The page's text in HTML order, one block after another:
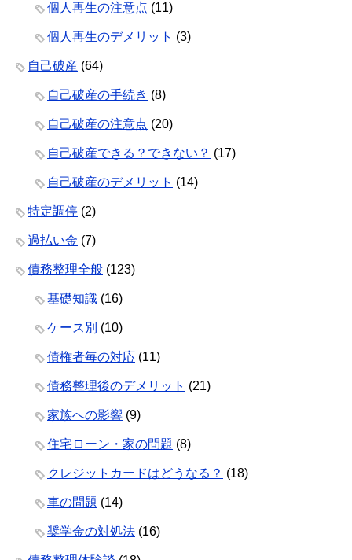
個人再生の注意点 (11)
個人再生のデメリット (3)
自己破産 (64)
自己破産の手続き (8)
自己破産の注意点 (20)
自己破産できる？できない？ (17)
自己破産のデメリット (14)
特定調停 (2)
過払い金 (7)
債務整理全般 (123)
基礎知識 (16)
ケース別 (10)
債権者毎の対応 (11)
債務整理後のデメリット (21)
家族への影響 (9)
住宅ローン・家の問題 (8)
クレジットカードはどうなる？ (18)
車の問題 (14)
奨学金の対処法 (16)